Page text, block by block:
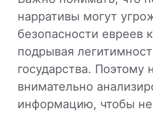
нарративы могут
безопасности евреев
подрывая
государства. Поэтому
внимательно
информацию, чтобы